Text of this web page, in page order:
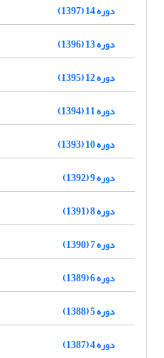
دوره 14 (1397)
دوره 13 (1396)
دوره 12 (1395)
دوره 11 (1394)
دوره 10 (1393)
دوره 9 (1392)
دوره 8 (1391)
دوره 7 (1390)
دوره 6 (1389)
دوره 5 (1388)
دوره 4 (1387)